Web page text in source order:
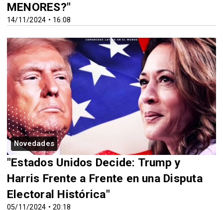
14/11/2024 • 16:08
MENORES?"
Novedades
05/11/2024 • 20:18
"Estados Unidos Decide: Trump y
Harris Frente a Frente en una Disputa
Electoral Histórica"